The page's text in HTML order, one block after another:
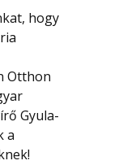
hogy
Otthon
Gyula-
a